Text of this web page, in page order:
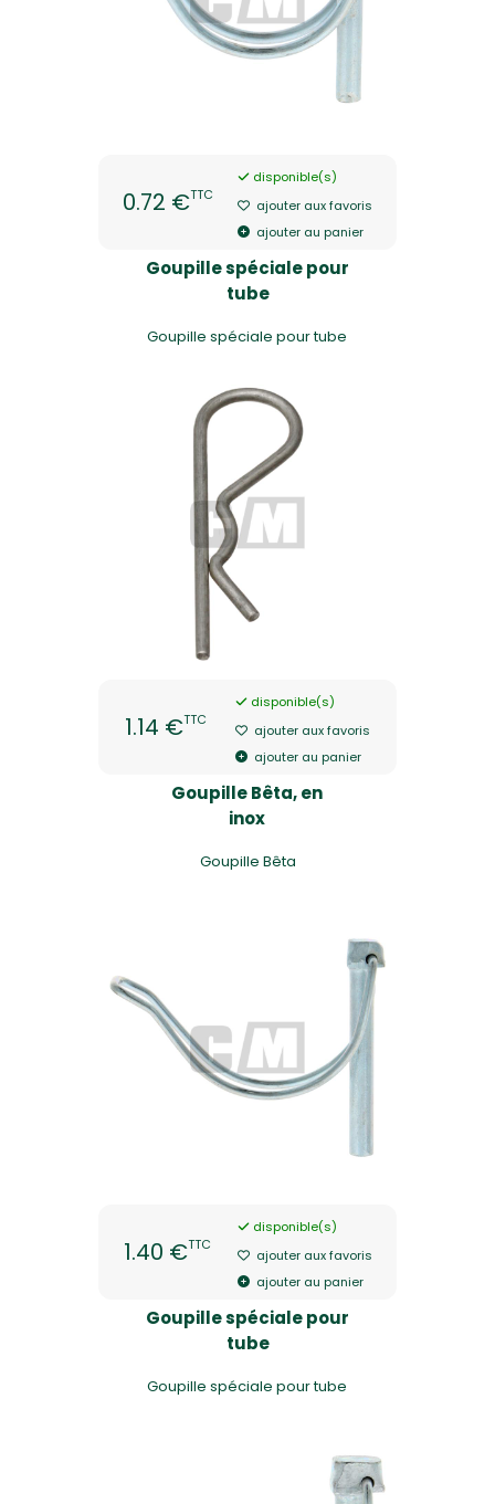
0.72 €TTC
disponible(s)
ajouter aux favoris
ajouter au panier
Goupille spéciale pour
tube
Goupille spéciale pour tube
1.14 €TTC
disponible(s)
ajouter aux favoris
ajouter au panier
Goupille Bêta, en
inox
Goupille Bêta
1.40 €TTC
disponible(s)
ajouter aux favoris
ajouter au panier
Goupille spéciale pour
tube
Goupille spéciale pour tube